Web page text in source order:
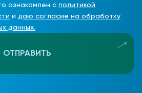
ознакомлен с политикой
и даю согласие на обработку
данных.
ОТПРАВИТЬ